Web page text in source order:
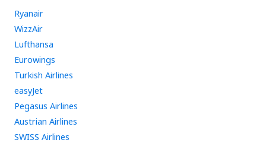
Ryanair
WizzAir
Lufthansa
Eurowings
Turkish Airlines
easyJet
Pegasus Airlines
Austrian Airlines
SWISS Airlines